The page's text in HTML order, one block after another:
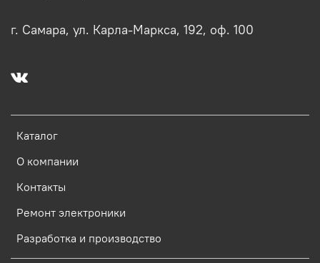
Каталог
О компании
Контакты
Ремонт электроники
Разработка и производство
г. Самара, ул. Карла-Маркса, 192, оф. 100